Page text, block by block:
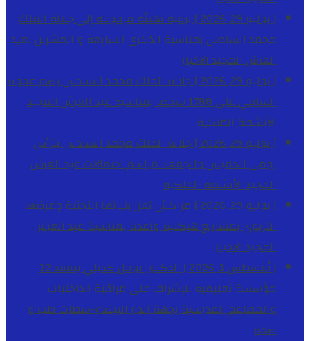
[ يوليو 29, 2026 ]
برقية تهنئة مرفوعة إلى جلالة الملك
محمد السادس بمناسبة الذكرى السابعة و العشرين لعيد
العرش المجيدالاخبار
[ يوليو 29, 2026 ]
جلالة الملك محمد السادس يصدر عفوه
السامي على 1788 شخصا بمناسبة عيد العرش المجيد
الأنشطة الملكية
[ يوليو 29, 2026 ]
جلالة الملك محمد السادس يترأس
يومي الخميس والجمعة مراسم احتفالات عيد العرش
المجيدالأنشطة الملكية
[ يوليو 29, 2026 ]
مراكش تعزز بنياتها التحتية وعرضها
التربوي بمشاريع هيكلية واعدة بمناسبة عيد العرش
المجيدالاخبار
[ أغسطس 1, 2026 ]
الدكتور نوفل كديلي يتفقد 12
مؤسسة تعليمية للإشراف على مراقبة الداخليات
والمطاعم المدرسية بجهة الدار البيضاء-سطاتطب و
صحة